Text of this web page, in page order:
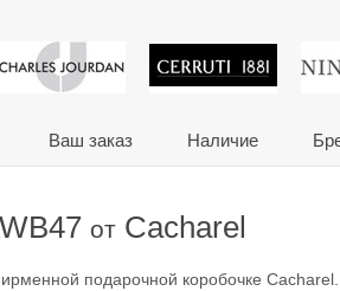
и
Ваш заказ Наличие
от Cacharel
подарочной коробочке Cacharel.